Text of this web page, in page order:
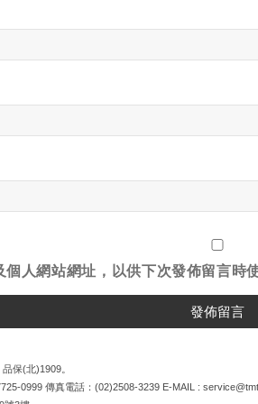
人網站網址，以供下次發佈留言時使
保(北)1909。
0999 傳真電話： (02)2508-3239 E-MAIL :